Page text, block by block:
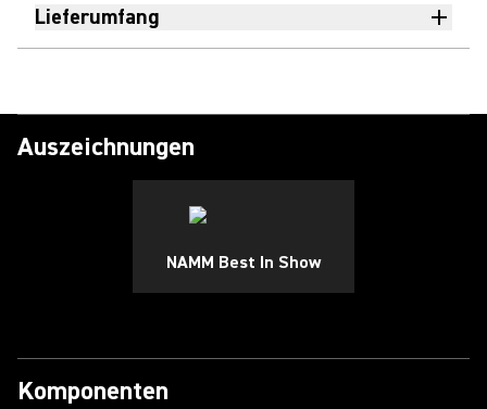
Lieferumfang
Auszeichnungen
NAMM Best In Show
Komponenten